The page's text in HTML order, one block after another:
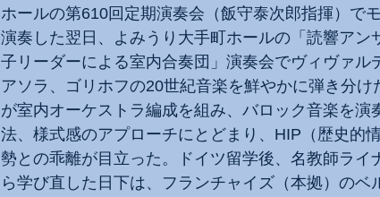
ホールの第610回定期演奏会（飯守泰次郎指揮）で
演奏した翌日、よみうり大手町ホールの「読響ア
子リーダーによる室内合奏団」演奏会でヴィヴァ
アソラ、ゴリホフの20世紀音楽を鮮やかに弾き分
が室内オーケストラ編成を組み、バロック音楽を
法、様式感のアプローチにとどまり、HIP（歴史的
勢との乖離が目立った。ドイツ留学後、名教師ラ
ら学び直した日下は、フランチャイズ（本拠）の